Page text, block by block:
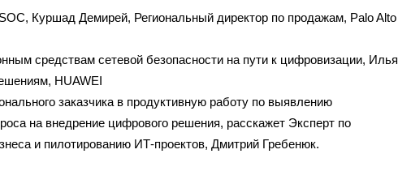
Куршад Демирей, Региональный директор по продажам, Palo Alto
средствам сетевой безопасности на пути к цифровизации, Илья
HUAWEI
заказчика в продуктивную работу по выявлению
на внедрение цифрового решения, расскажет Эксперт по
и пилотированию ИТ-проектов, Дмитрий Гребенюк.